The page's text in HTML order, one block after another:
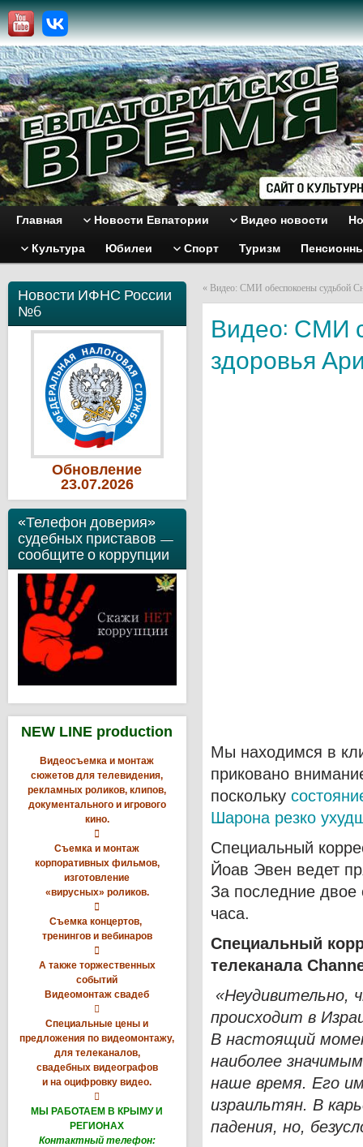
Главная Новости Евпатории Видео новости
Культура Юбилеи Спорт Туризм
Новости ИФНС России
№6
Обновление
23.07.2026
«Телефон доверия»
судебных приставов —
сообщите о коррупции
NEW LINE production
Видеосъемка и монтаж
сюжетов для телевидения,
рекламных роликов, клипов,
документального и игрового
кино.

Съемка и монтаж
корпоративных фильмов,
изготовление
«вирусных» роликов.

Съемка концертов,
тренингов и вебинаров

А также торжественных
событий
Видеомонтаж свадеб

Специальные цены и
предложения по видеомонтажу,
для телеканалов,
свадебных видеографов
и на оцифровку видео.

МЫ РАБОТАЕМ В КРЫМУ И
РЕГИОНАХ
Контактный телефон:
« Видео: СМИ обеспокоены судьбой
Видео: СМИ
здоровья
Мы находимся в
приковано
поскольку
Шарона резко
Специальный
Йоав Эвен ведет
За последние двое
часа.
Специальный
телеканала
«Неудивительно,
происходит в
В настоящий
наиболее
наше время. Его
израильтян. В
падения, но,